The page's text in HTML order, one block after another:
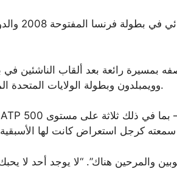
وصل مونفيس
بمسيرة رائعة بعد ألقاب الناشئين
وويمبلدون وبطولة الولايات المتحدة المفتوحة في عام 2004.
والمرحين هناك”. “لا يوجد أحد لا